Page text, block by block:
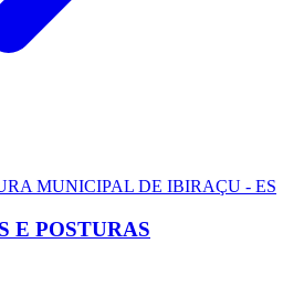
MUNICIPAL DE IBIRAÇU - ES
E POSTURAS